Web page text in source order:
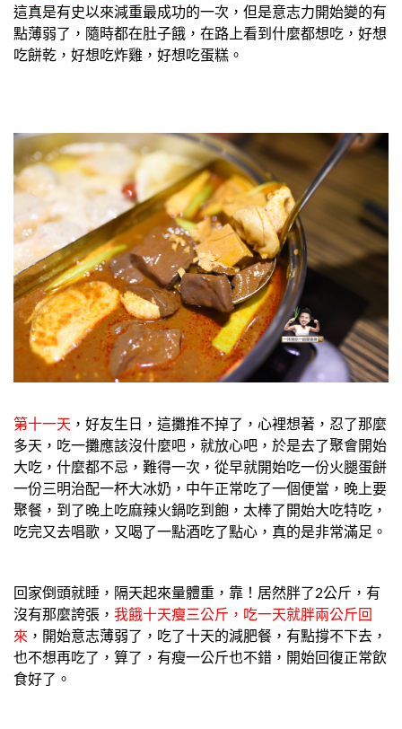
這真是有史以來減重最成功的一次，但是意志力開始變的有
點薄弱了，隨時都在肚子餓，在路上看到什麼都想吃，好想
吃餅乾，好想吃炸雞，好想吃蛋糕。
第十一天 ，好友生日，這攤推不掉了，心裡想著，忍了那麼
多天，吃一攤應該沒什麼吧，就放心吧，於是去了聚會開始
大吃，什麼都不忌，難得一次，從早就開始吃一份火腿蛋餅
一份三明治配一杯大冰奶，中午正常吃了一個便當，晚上要
聚餐，到了晚上吃麻辣火鍋吃到飽，太棒了開始大吃特吃，
吃完又去唱歌，又喝了一點酒吃了點心，真的是非常滿足。
回家倒頭就睡，隔天起來量體重，靠！居然胖了2公斤，有
沒有那麼誇張， 我餓十天瘦三公斤，吃一天就胖兩公斤回
來 ，開始意志薄弱了，吃了十天的減肥餐，有點撐不下去，
也不想再吃了，算了，有瘦一公斤也不錯，開始回復正常飲
食好了。